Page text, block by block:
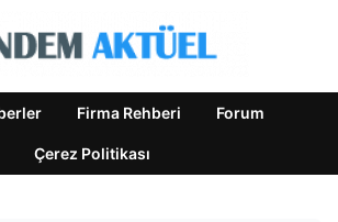
Firma Rehberi Forum
Çerez Politikası